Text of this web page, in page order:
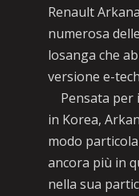
Renault
numerosa
losanga che
versione e-
Pensata per
in Korea,
modo
ancora più in
nella sua